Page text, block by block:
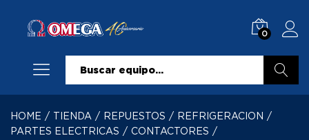
0
HOME / TIENDA / REPUESTOS / REFRIGERACION /
PARTES ELECTRICAS / CONTACTORES /